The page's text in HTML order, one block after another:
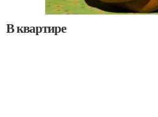
В квартире